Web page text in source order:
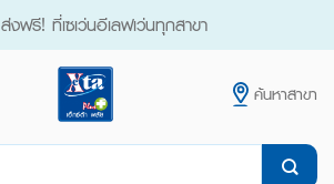
ส่งฟรี! ที่เซเว่นอีเลฟเว่นทุกสาขา
ค้นหาสาขา